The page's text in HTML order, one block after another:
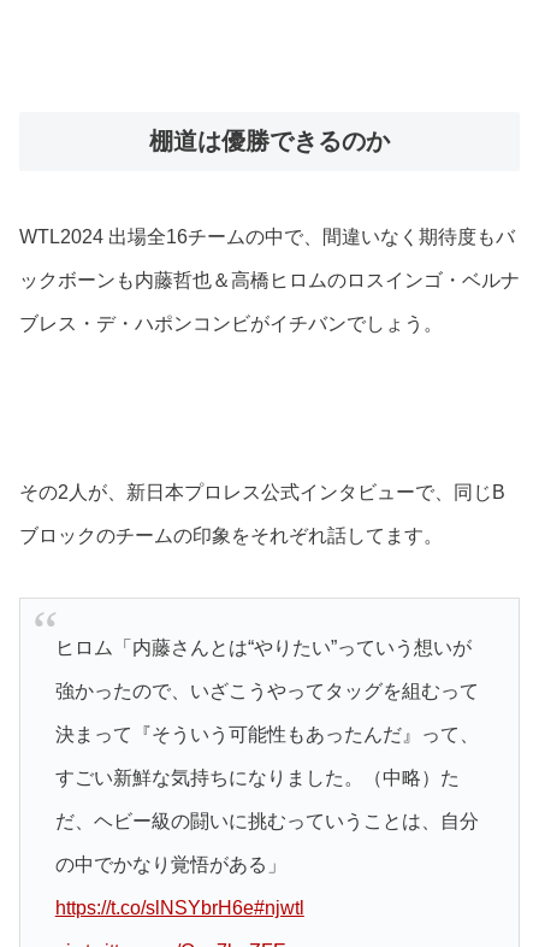
棚道は優勝できるのか
WTL2024 出場全16チームの中で、間違いなく期待度もバ
ックボーンも内藤哲也＆高橋ヒロムのロスインゴ・ベルナ
ブレス・デ・ハポンコンビがイチバンでしょう。
その2人が、新日本プロレス公式インタビューで、同じB
ブロックのチームの印象をそれぞれ話してます。
ヒロム「内藤さんとは“やりたい”っていう想いが
強かったので、いざこうやってタッグを組むって
決まって『そういう可能性もあったんだ』って、
すごい新鮮な気持ちになりました。（中略）た
だ、ヘビー級の闘いに挑むっていうことは、自分
の中でかなり覚悟がある」
https://t.co/slNSYbrH6e#njwtl